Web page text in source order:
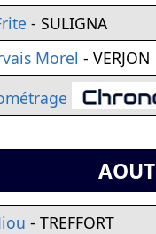
- SULIGNA
Morel - VERJON
AOUT
- TREFFORT